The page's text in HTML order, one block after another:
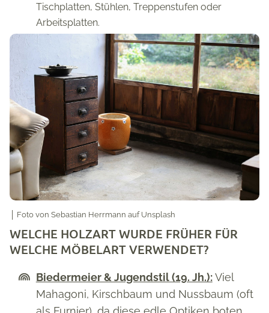
Tischplatten, Stühlen, Treppenstufen oder
Arbeitsplatten.
│ Foto von Sebastian Herrmann auf Unsplash
WELCHE HOLZART WURDE FRÜHER FÜR
WELCHE MÖBELART VERWENDET?
Biedermeier & Jugendstil (19. Jh.):Viel
Mahagoni, Kirschbaum und Nussbaum (oft